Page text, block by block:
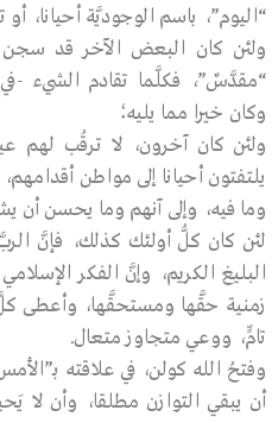
“اليوم”، باسم الوجوديَّة أحيانا،
ولئن كان البعض الآخر قد
“مقدَّسٌ”، فكلَّما تقادم الشيء -في
وكان خيرا مما يليه؛
ولئن كان آخرون، لا ترقُب لهم
يلتفتون أحيانا إلى مواطن
وما فيه، وإلى آنهم وما يحسن أن
البليغ الكريم، وإنَّ الفكر
زمنية حقَّها ومستحقَّها، وأعطى
تامٍّ، ووعي متجاوز متعال.
وفتحُ الله كولن، في علاقته
أن يبقي التوازن مطلقا، وأن لا